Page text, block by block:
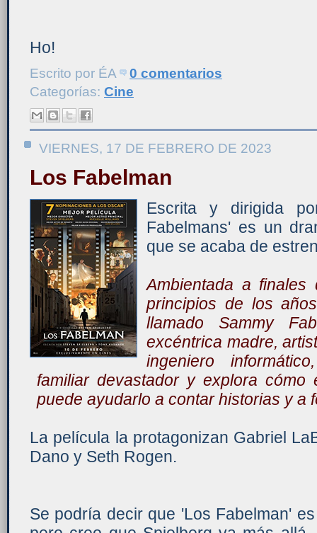
Ho!
Escrito por ÉA
0 comentarios
Categorías: Cine
VIERNES, 17 DE FEBRERO DE 2023
Los Fabelman
Escrita y dirigida
Fabelmans' es un
que se acaba de
Ambientada a
principios de los
llamado Sammy
excéntrica madre,
ingeniero
familiar devastador y explora
puede ayudarlo a contar historias y a
La película la protagonizan Gabriel
Dano y Seth Rogen.
Se podría decir que 'Los Fabelman'